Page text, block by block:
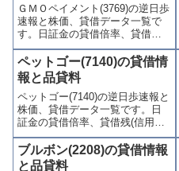
やすくまとめて掲載していま
す。
ＧＭＯペイメント(3769)の逆日歩
速報と株価、貸借データ一覧で
す。日証金の貸借倍率、貸借残
(信用買残、信用売残)、品貸料
(逆日歩)、東証の週末残高、規制
(注意喚起・申込停止)など、空売
り関連情報を集計し、図解でわ
かりやすくまとめて掲載してい
ます。
ペットゴー(7140)の貸借情
報と品貸料
ペットゴー(7140)の逆日歩速報と
株価、貸借データ一覧です。日
証金の貸借倍率、貸借残(信用買
残、信用売残)、品貸料(逆日
歩)、東証の週末残高、規制(注意
喚起・申込停止)など、空売り関
ブルボン(2208)の貸借情報
と品貸料